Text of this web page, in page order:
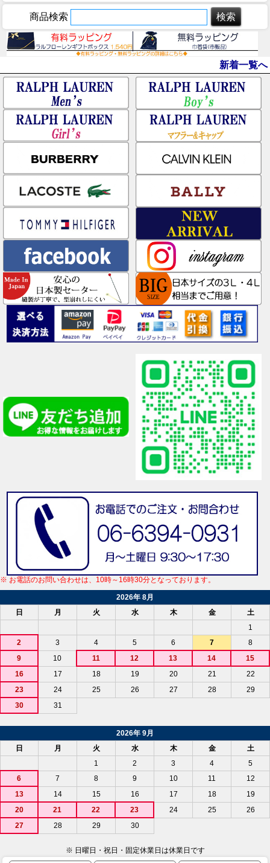
商品検索
新着一覧へ
※ お電話のお問い合わせは、10時～16時30分となっております。
2026年 8月
日
月 火 水 木 金
土
1
2
3 4 5 6 7
8
9
10 11 12 13 14
15
16
17 18 19 20 21
22
23
24 25 26 27 28
29
30
31
2026年 9月
日
月 火 水 木 金
土
1
2 3 4
5
6
7 8 9 10 11
12
13
14 15 16 17 18
19
20
21 22 23 24 25
26
27
28 29 30
※ 日曜日・祝日・固定休業日は休業日です